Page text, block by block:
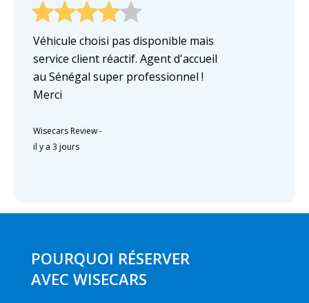
Véhicule choisi pas disponible mais
service client réactif. Agent d'accueil
au Sénégal super professionnel !
Merci
Wisecars Review-
il y a 3 jours
POURQUOI RÉSERVER
AVEC WISECARS